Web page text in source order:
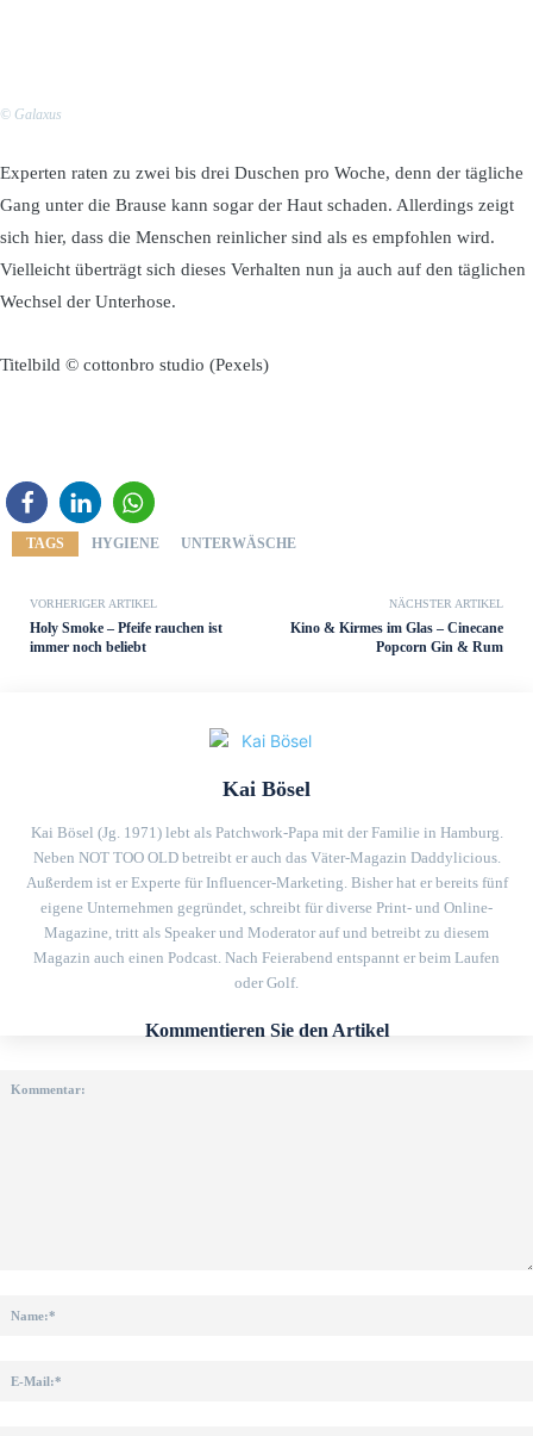
© Galaxus
Experten raten zu zwei bis drei Duschen pro Woche, denn der tägliche
Gang unter die Brause kann sogar der Haut schaden. Allerdings zeigt
sich hier, dass die Menschen reinlicher sind als es empfohlen wird.
Vielleicht überträgt sich dieses Verhalten nun ja auch auf den täglichen
Wechsel der Unterhose.
Titelbild © cottonbro studio (Pexels)
TAGS HYGIENE UNTERWÄSCHE
VORHERIGER ARTIKEL
Holy Smoke – Pfeife rauchen ist
immer noch beliebt
NÄCHSTER ARTIKEL
Kino & Kirmes im Glas – Cinecane
Popcorn Gin & Rum
Kai Bösel
Kai Bösel (Jg. 1971) lebt als Patchwork-Papa mit der Familie in Hamburg.
Neben NOT TOO OLD betreibt er auch das Väter-Magazin Daddylicious.
Außerdem ist er Experte für Influencer-Marketing. Bisher hat er bereits fünf
eigene Unternehmen gegründet, schreibt für diverse Print- und Online-
Magazine, tritt als Speaker und Moderator auf und betreibt zu diesem
Magazin auch einen Podcast. Nach Feierabend entspannt er beim Laufen
oder Golf.
Kommentieren Sie den Artikel